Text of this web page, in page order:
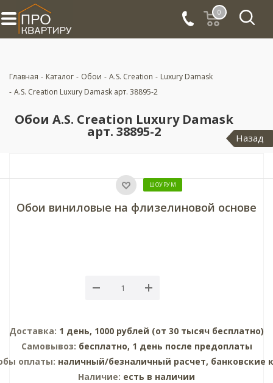
0
Главная - Каталог - Обои - A.S. Creation - Luxury Damask
- A.S. Creation Luxury Damask арт. 38895-2
Обои A.S. Creation Luxury Damask
арт. 38895-2 Назад
ШОУРУМ
Обои виниловые на флизелиновой основе
Доставка: 1 день, 1000 рублей (от 30 тысяч бесплатно)
Самовывоз: бесплатно, 1 день после предоплаты
оплаты: наличный/безналичный расчет, банковские
Наличие: есть в наличии